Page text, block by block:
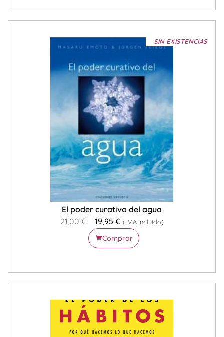
SIN EXISTENCIAS
El poder curativo del agua
21,00€ 19,95 € (I.V.A incluido)
Comprar